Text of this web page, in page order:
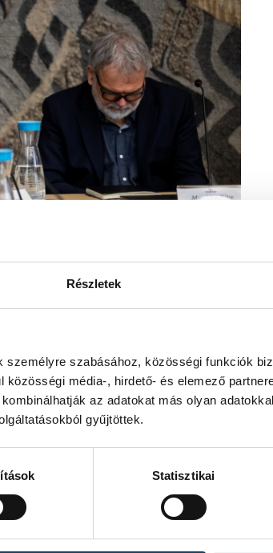
Részletek
személyre szabásához, közösségi funkciók
média-, hirdető- és elemező
az adatokat más olyan
gyűjtöttek.
Statisztikai
többek
tevékenységek.